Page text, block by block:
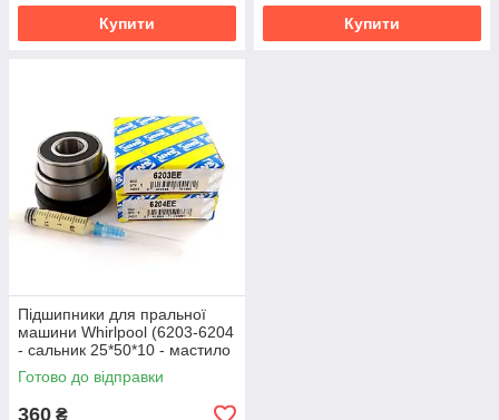
Купити Купити
Підшипники для пральної
машини Whirlpool (6203-6204
- сальник 25*50*10 - мастило
2 мл) SNR
Готово до відправки
360 ₴